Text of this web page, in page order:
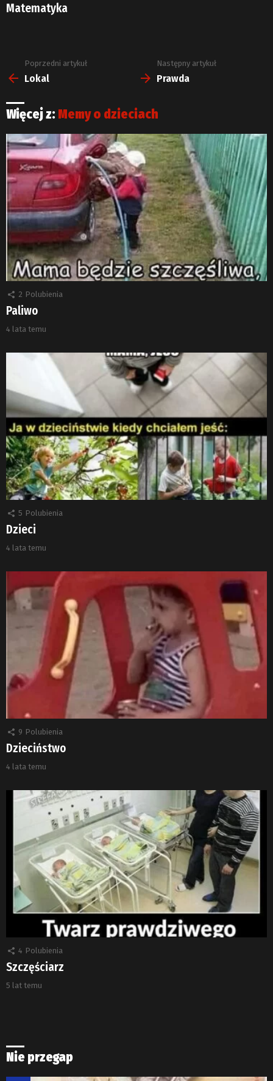
Matematyka
Zobacz
więcej
Poprzedni artykuł
Lokal
Następny artykuł
Prawda
Więcej z: Memy o dzieciach
2 Polubienia
Paliwo
4 lata temu
5 Polubienia
Dzieci
4 lata temu
9 Polubienia
Dzieciństwo
4 lata temu
4 Polubienia
Szczęściarz
5 lat temu
Nie przegap